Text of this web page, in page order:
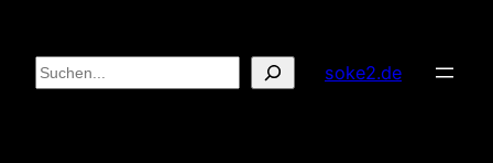
Inhalt
springen
Suchen soke2.de